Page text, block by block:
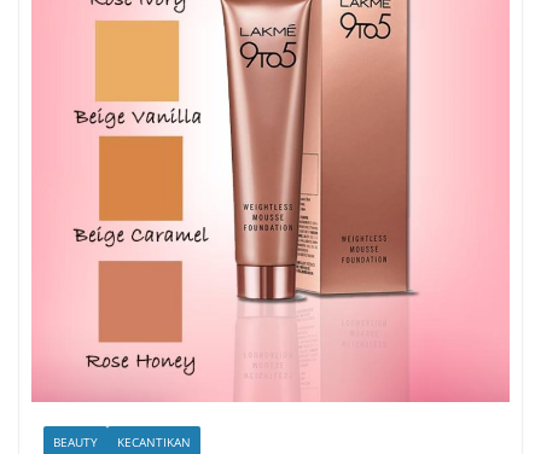
BEAUTY KECANTIKAN